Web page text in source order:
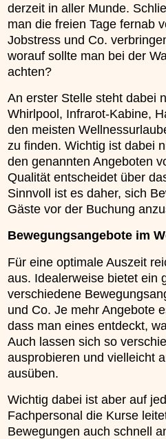
derzeit in aller Munde.
man die freien Tage fernab
Jobstress und Co.
worauf sollte man bei der
achten?
An erster Stelle steht dabei
Whirlpool, Infrarot-Kabine,
den meisten
zu finden. Wichtig ist dabei
den genannten Angeboten
Qualität entscheidet über
Sinnvoll ist es daher, sich
Gäste vor der Buchung
Bewegungsangebote im
Für eine optimale Auszeit
aus. Idealerweise bietet ein
verschiedene
und Co. Je mehr Angebote
dass man eines entdeckt,
Auch lassen sich so
ausprobieren und vielleicht
ausüben.
Wichtig dabei ist aber auf
Fachpersonal die Kurse
Bewegungen auch schnell